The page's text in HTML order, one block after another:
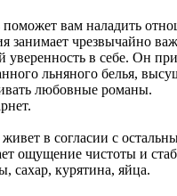
вам наладить
занимает чрезвычайно
в себе. Он
льняного белья,
любовные романы.
в согласии с
ощущение чистоты и
сахар, курятина, яйца.